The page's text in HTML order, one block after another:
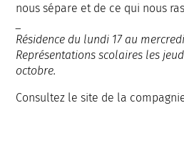
nous sépare et de ce qui nous
Résidence du lundi 17 au
Représentations scolaires les
octobre.
Consultez le site de la